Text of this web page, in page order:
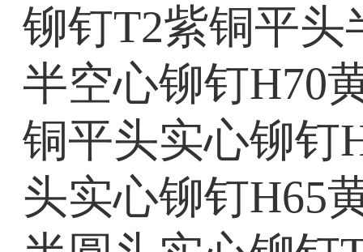
铆钉T2紫铜平头
半空心铆钉H70
铜平头实心铆钉
头实心铆钉H65